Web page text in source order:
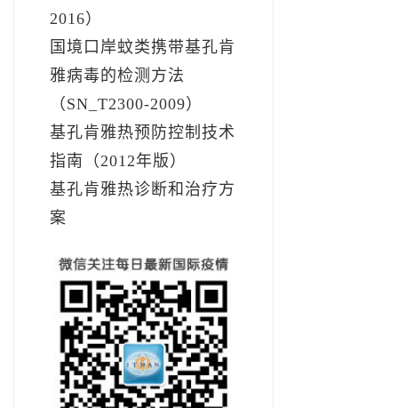
2016）
国境口岸蚊类携带基孔肯
雅病毒的检测方法
（SN_T2300-2009）
基孔肯雅热预防控制技术
指南（2012年版）
基孔肯雅热诊断和治疗方
案